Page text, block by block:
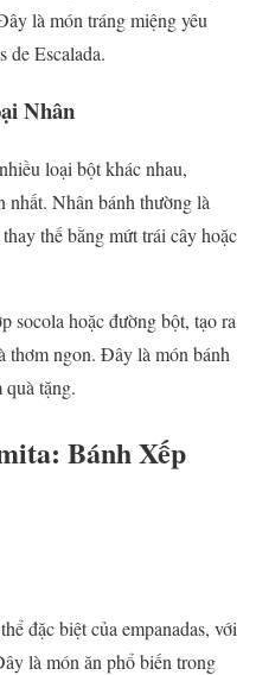
là món tráng miệng yêu
de Escalada.
Nhân
loại bột khác nhau,
nhất. Nhân bánh thường là
thế bằng mứt trái cây hoặc
socola hoặc đường bột, tạo ra
thơm ngon. Đây là món bánh
tặng.
Bánh Xếp
đặc biệt của empanadas, với
là món ăn phổ biến trong